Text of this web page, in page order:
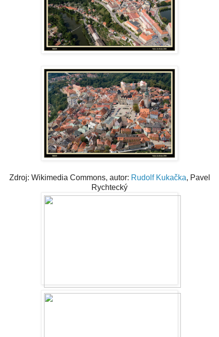
Zdroj: Wikimedia Commons, autor: Rudolf Kukačka, Pavel
Rychtecký